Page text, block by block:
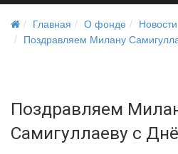
Главная О фонде
Новости
Поздравляем Милану
Поздравляем
Самигуллаеву с